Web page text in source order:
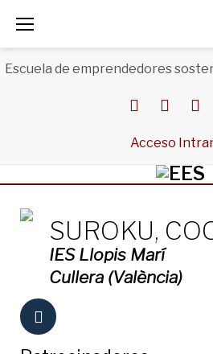
contenido
Escuela de emprendedores
Acceso
SUROKU,
IES Llopis Marí
Cullera (València)